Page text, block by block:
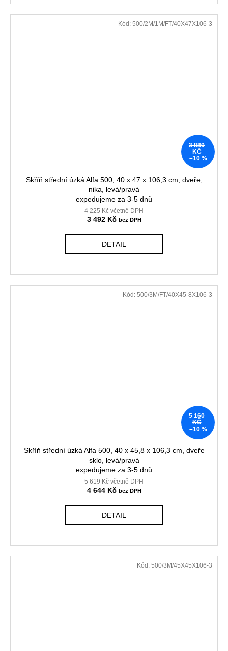
3 880
KČ
–10 %
Skříň střední úzká Alfa 500, 40 x 47 x 106,3 cm, dveře,
nika, levá/pravá
expedujeme za 3-5 dnů
4 225 Kč včetně DPH
3 492 Kč
DETAIL
Kód: 500/2M/1M/FT/40X47X106-3
5 160
KČ
–10 %
Skříň střední úzká Alfa 500, 40 x 45,8 x 106,3 cm, dveře
sklo, levá/pravá
expedujeme za 3-5 dnů
5 619 Kč včetně DPH
4 644 Kč
DETAIL
Kód: 500/3M/FT/40X45-8X106-3
Kód: 500/3M/45X45X106-3